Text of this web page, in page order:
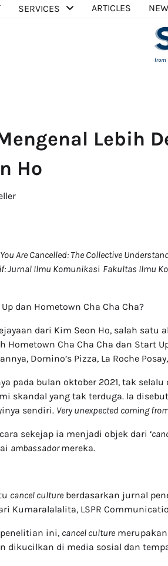
SERVICES ARTICLES
Lebih
Ho
Are Cancelled: The Collective
Jurnal Ilmu Komunikasi Fakultas Ilmu
dan Hometown Cha Cha Cha?
dari Kim Seon Ho, salah satu
Hometown Cha Cha Cha dan Start
Domino’s Pizza, La Roche
pada bulan oktober 2021, tak
skandal yang tak terduga. Ia
sendiri. Very unexpected coming
sekejap ia menjadi objek dari ‘
ambassadormereka.
cancel culture berdasarkan jurnal
Kumaralalalita, LSPR
ini, cancel culture
dikucilkan di media sosial dan